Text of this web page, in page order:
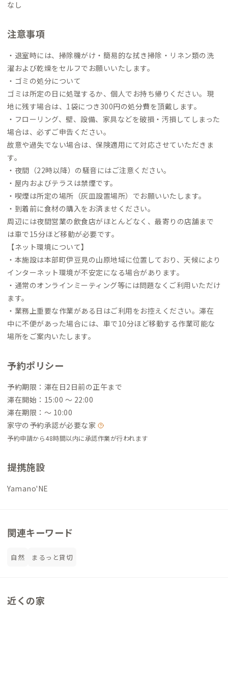
なし
注意事項
・退室時には、掃除機がけ・簡易的な拭き掃除・リネン類の洗
濯および乾燥をセルフでお願いいたします。
・ゴミの処分について
ゴミは所定の日に処理するか、個人でお持ち帰りください。現
地に残す場合は、1袋につき300円の処分費を頂戴します。
・フローリング、壁、設備、家具などを破損・汚損してしまった
場合は、必ずご申告ください。
故意や過失でない場合は、保険適用にて対応させていただきま
す。
・夜間（22時以降）の騒音にはご注意ください。
・屋内およびテラスは禁煙です。
・喫煙は所定の場所（灰皿設置場所）でお願いいたします。
・到着前に食材の購入をお済ませください。
周辺には夜間営業の飲食店がほとんどなく、最寄りの店舗まで
は車で15分ほど移動が必要です。
【ネット環境について】
・本施設は本部町伊豆見の山原地域に位置しており、天候により
インターネット環境が不安定になる場合があります。
・通常のオンラインミーティング等には問題なくご利用いただけ
ます。
・業務上重要な作業がある日はご利用をお控えください。滞在
中に不便があった場合には、車で10分ほど移動する作業可能な
場所をご案内いたします。
予約ポリシー
予約期限：滞在日2日前の正午まで
滞在開始：15:00 〜 22:00
滞在期限：〜 10:00
家守の予約承認が必要な家
予約申請から48時間以内に承認作業が行われます
提携施設
Yamano'NE
関連キーワード
自然 まるっと貸切
近くの家